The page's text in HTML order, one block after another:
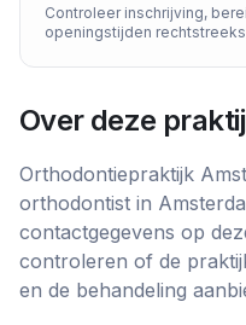
Controleer inschrijving,
openingstijden
Over deze
Orthodontiepraktijk
orthodontist in
contactgegevens op
controleren of de
en de behandeling